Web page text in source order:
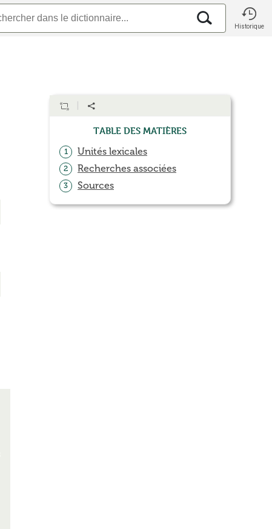
Historique
Table des matières
1 Unités lexicales
2 Recherches associées
3 Sources